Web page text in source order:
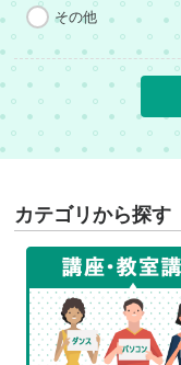
その他
カテゴリから探す